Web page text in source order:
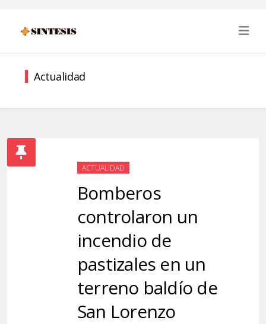
Actualidad
ACTUALIDAD
Bomberos
controlaron un
incendio de
pastizales en un
terreno baldío de
San Lorenzo